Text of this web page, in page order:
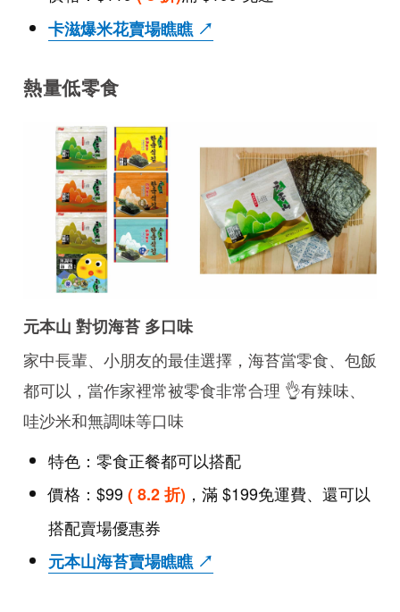
卡滋爆米花賣場瞧瞧 ↗
熱量低零食
元本山 對切海苔 多口味
家中長輩、小朋友的最佳選擇，海苔當零食、包飯
都可以，當作家裡常被零食非常合理 👌有辣味、
哇沙米和無調味等口味
特色：零食正餐都可以搭配
價格：$99 ( 8.2 折) ，滿 $199免運費、還可以
搭配賣場優惠券
元本山海苔賣場瞧瞧 ↗